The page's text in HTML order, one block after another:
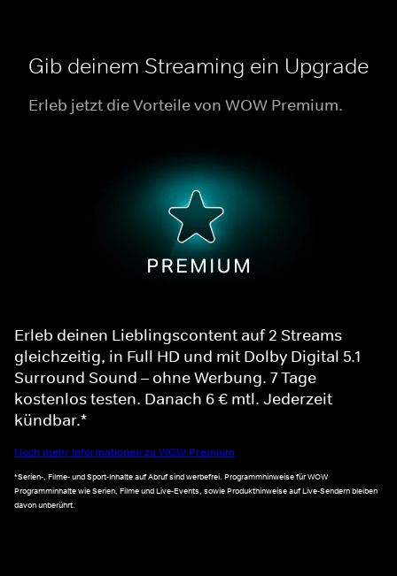
Gib deinem Streaming ein Upgrade
Erleb jetzt die Vorteile von WOW Premium.
Erleb deinen Lieblingscontent auf 2 Streams
gleichzeitig, in Full HD und mit Dolby Digital 5.1
Surround Sound – ohne Werbung. 7 Tage
kostenlos testen. Danach 6 € mtl. Jederzeit
kündbar.*
Noch mehr Informationen zu WOW Premium
*Serien-, Filme- und Sport-Inhalte auf Abruf sind werbefrei. Programmhinweise für WOW
Programminhalte wie Serien, Filme und Live-Events, sowie Produkthinweise auf Live-Sendern bleiben
davon unberührt.